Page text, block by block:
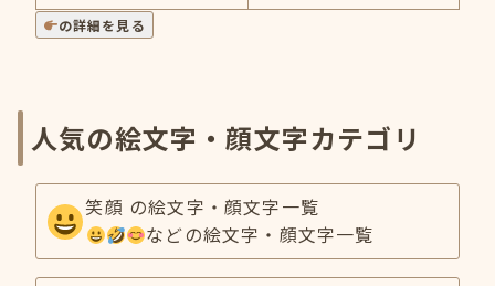
の詳細を見る
人気の絵文字・顔文字カテゴリ
笑顔 の絵文字・顔文字一覧
などの絵文字・顔文字一覧